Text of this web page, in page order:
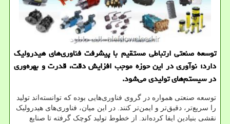
توسعه صنعتی ارتباطی مستقیم با پیشرفت فناوری‌های هیدرولیک
دارد؛ نوآوری در این حوزه موجب افزایش دقت، قدرت و بهره‌وری
در سیستم‌های تولیدی می‌شود.
توسعه صنعتی همواره در گروی فناوری‌هایی بوده که توانسته‌اند تولید
را سریع‌تر، دقیق‌تر و ایمن‌تر کنند. در این میان، فناوری‌های هیدرولیک
نقشی بنیادین ایفا کرده‌اند. از خطوط تولید کوچک گرفته تا صنایع